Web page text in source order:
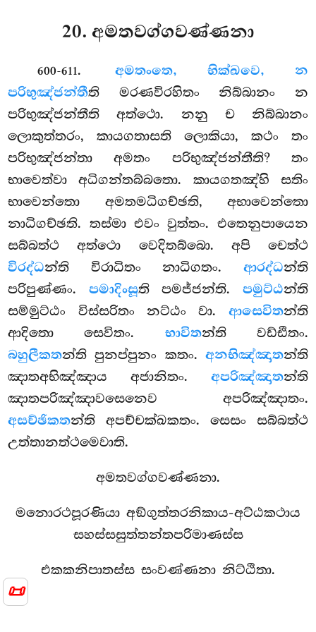
📜
20. අමතවග්ගවණ්ණනා
600-611. අමතංතෙ, භික්ඛවෙ, න
පරිභුඤ්ජන්තීති මරණවිරහිතං නිබ්බානං න
පරිභුඤ්ජන්තීති අත්ථො. නනු ච නිබ්බානං
ලොකුත්තරං, කායගතාසති ලොකියා, කථං තං
පරිභුඤ්ජන්තා අමතං පරිභුඤ්ජන්තීති? තං
භාවෙත්වා අධිගන්තබ්බතො. කායගතඤ්හි සතිං
භාවෙන්තො අමතමධිගච්ඡති, අභාවෙන්තො
නාධිගච්ඡති. තස්මා එවං වුත්තං. එතෙනුපායෙන
සබ්බත්ථ අත්ථො වෙදිතබ්බො. අපි චෙත්ථ
විරද්ධන්ති විරාධිතං නාධිගතං. ආරද්ධන්ති
පරිපුණ්ණං. පමාදිංසූති පමජ්ජන්ති. පමුට්ඨන්ති
සම්මුට්ඨං විස්සරිතං නට්ඨං වා. ආසෙවිතන්ති
ආදිතො සෙවිතං. භාවිතන්ති වඩ්ඪිතං.
බහුලීකතන්ති පුනප්පුනං කතං. අනභිඤ්ඤාතන්ති
ඤාතඅභිඤ්ඤාය අජානිතං. අපරිඤ්ඤාතන්ති
ඤාතපරිඤ්ඤාවසෙනෙව අපරිඤ්ඤාතං.
අසච්ඡිකතන්ති අපච්චක්ඛකතං. සෙසං සබ්බත්ථ
උත්තානත්ථමෙවාති.
අමතවග්ගවණ්ණනා.
මනොරථපූරණියා අඞ්ගුත්තරනිකාය-අට්ඨකථාය
සහස්සසුත්තන්තපරිමාණස්ස
එකකනිපාතස්ස සංවණ්ණනා නිට්ඨිතා.